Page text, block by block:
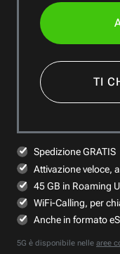
TI
Spedizione GRATIS
Attivazione veloce,
45 GB in Roaming
WiFi-Calling, per
Anche in formato
5G è disponibile nelle aree